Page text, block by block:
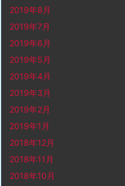
2019年8月
2019年7月
2019年6月
2019年5月
2019年4月
2019年3月
2019年2月
2019年1月
2018年12月
2018年11月
2018年10月